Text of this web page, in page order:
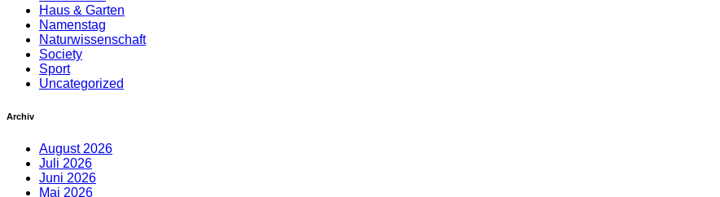
Haus & Garten
Namenstag
Naturwissenschaft
Society
Sport
Uncategorized
Archiv
August 2026
Juli 2026
Juni 2026
Mai 2026